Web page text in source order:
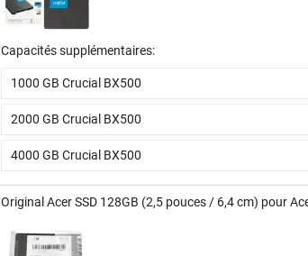
Capacités supplémentaires:
1000 GB Crucial BX500
2000 GB Crucial BX500
4000 GB Crucial BX500
Original Acer SSD 128GB (2,5 pouces / 6,4 cm) pour